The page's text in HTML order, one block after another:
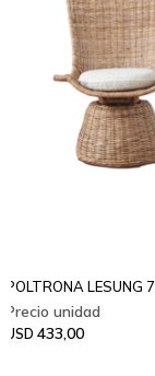
POLTRONA LESUNG
USD 433,00